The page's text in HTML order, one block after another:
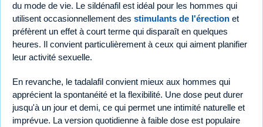
du mode de vie. Le sildénafil est idéal pour les hommes qui
utilisent occasionnellement des stimulants de l'érection et
préfèrent un effet à court terme qui disparaît en quelques
heures. Il convient particulièrement à ceux qui aiment planifier
leur activité sexuelle.
En revanche, le tadalafil convient mieux aux hommes qui
apprécient la spontanéité et la flexibilité. Une dose peut durer
jusqu'à un jour et demi, ce qui permet une intimité naturelle et
imprévue. La version quotidienne à faible dose est populaire